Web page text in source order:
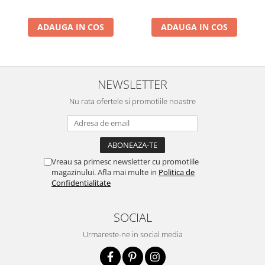
ADAUGA IN COS ADAUGA IN COS
NEWSLETTER
Nu rata ofertele si promotiile noastre
Vreau sa primesc newsletter cu promotiile
magazinului. Afla mai multe in Politica de
Confidentialitate
SOCIAL
Urmareste-ne in social media